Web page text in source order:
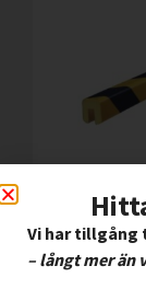
Knuffi G
Gul/Svart 5m
1.635,00kr
Vi har
– långt mer än